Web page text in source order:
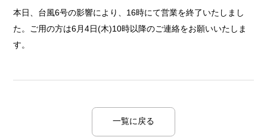
本日、台風6号の影響により、16時にて営業を終了いたしまし
た。ご用の方は6月4日(木)10時以降のご連絡をお願いいたしま
す。
一覧に戻る